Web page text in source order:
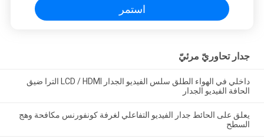
استمر
جدار تحاوريّ مرئيّ
داخلي في الهواء الطلق سلس الفيديو الجدار LCD / HDMI الترا ضيق
الحافة الفيديو الجدار
يعلق على الحائط جدار الفيديو التفاعلي لغرفة كونفورنس مكافحة وهج
السطح